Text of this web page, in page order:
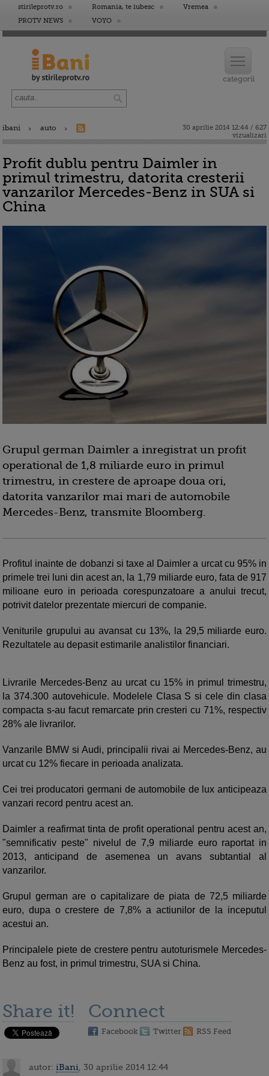
stirileprotv.ro Romania, te iubesc
Vremea
PROTV NEWS
VOYO
ibani auto
30 aprilie 2014 12:44 / 627
vizualizari
Profit dublu pentru Daimler in
primul trimestru, datorita cresterii
vanzarilor Mercedes-Benz in SUA si
China
Grupul german Daimler a inregistrat un profit
operational de 1,8 miliarde euro in primul
trimestru, in crestere de aproape doua ori,
datorita vanzarilor mai mari de automobile
Mercedes-Benz, transmite Bloomberg.
Profitul inainte de dobanzi si taxe al Daimler a urcat cu 95% in
primele trei luni din acest an, la 1,79 miliarde euro, fata de 917
milioane euro in perioada corespunzatoare a anului trecut,
potrivit datelor prezentate miercuri de companie.
Veniturile grupului au avansat cu 13%, la 29,5 miliarde euro.
Rezultatele au depasit estimarile analistilor financiari.
Livrarile Mercedes-Benz au urcat cu 15% in primul trimestru,
la 374.300 autovehicule. Modelele Clasa S si cele din clasa
compacta s-au facut remarcate prin cresteri cu 71%, respectiv
28% ale livrarilor.
Vanzarile BMW si Audi, principalii rivai ai Mercedes-Benz, au
urcat cu 12% fiecare in perioada analizata.
Cei trei producatori germani de automobile de lux anticipeaza
vanzari record pentru acest an.
Daimler a reafirmat tinta de profit operational pentru acest an,
"semnificativ peste" nivelul de 7,9 miliarde euro raportat in
2013, anticipand de asemenea un avans subtantial al
vanzarilor.
Grupul german are o capitalizare de piata de 72,5 miliarde
euro, dupa o crestere de 7,8% a actiunilor de la inceputul
acestui an.
Principalele piete de crestere pentru autoturismele Mercedes-
Benz au fost, in primul trimestru, SUA si China.
Share it! Connect
Facebook Twitter RSS Feed
autor: iBani , 30 aprilie 2014 12:44